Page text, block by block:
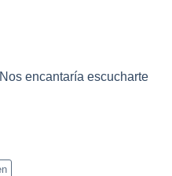
Nos encantaría escucharte